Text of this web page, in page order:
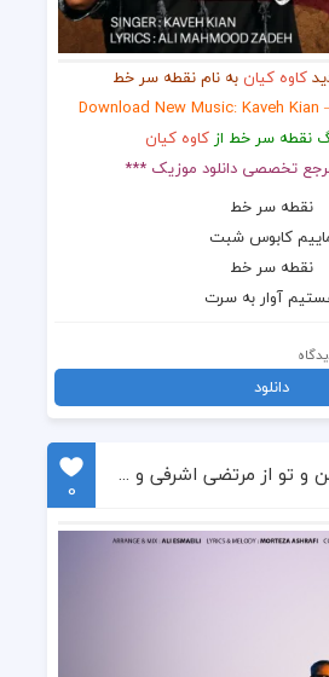
کاوه کیان به نام نقطه سر خط
Download New Music: Kaveh Kian
نقطه سر خط از کاوه کیان
تخصصی دانلود موزیک ***
نقطه سر خط
کابوس شبت
نقطه سر خط
آوار به سرت
دانلود
دانلود آهنگ من و تو از مرتضی اشرفی و علی تیرمایه
0